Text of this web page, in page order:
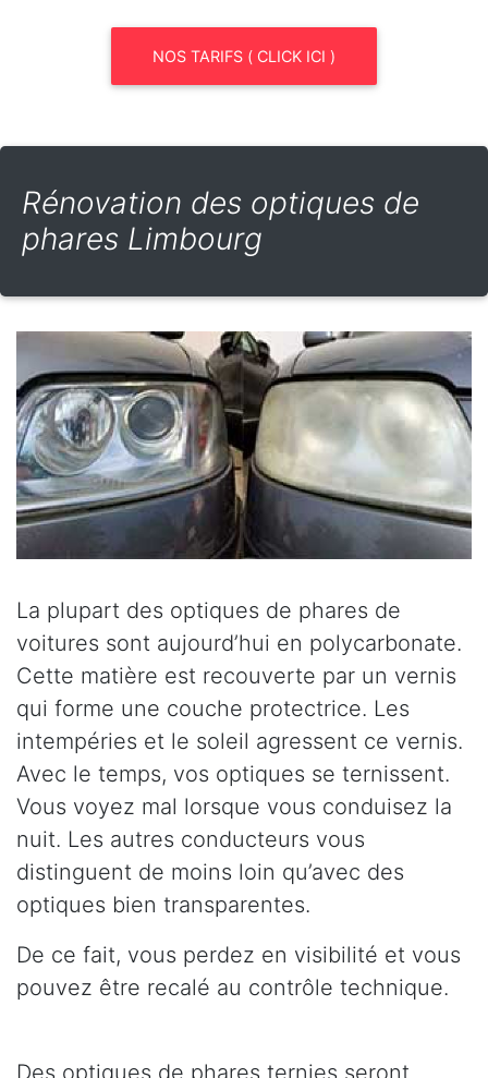
NOS TARIFS ( CLICK ICI )
Rénovation des optiques de
phares Limbourg
La plupart des optiques de phares de
voitures sont aujourd’hui en polycarbonate.
Cette matière est recouverte par un vernis
qui forme une couche protectrice. Les
intempéries et le soleil agressent ce vernis.
Avec le temps, vos optiques se ternissent.
Vous voyez mal lorsque vous conduisez la
nuit. Les autres conducteurs vous
distinguent de moins loin qu’avec des
optiques bien transparentes.
De ce fait, vous perdez en visibilité et vous
pouvez être recalé au contrôle technique.